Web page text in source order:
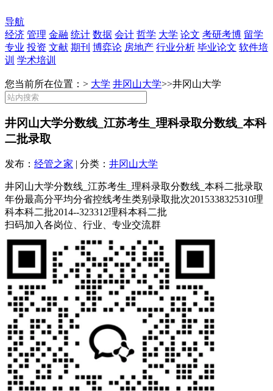
导航
经济 管理 金融 统计 数据 会计 哲学 大学 论文 考研考博 留学
专业 投资 文献 期刊 博弈论 房地产 行业分析 毕业论文 软件培
训 学术培训
您当前所在位置：> 大学 井冈山大学>>井冈山大学
井冈山大学分数线_江苏考生_理科录取分数线_本科
二批录取
发布： 经管之家 | 分类： 井冈山大学
井冈山大学分数线_江苏考生_理科录取分数线_本科二批录取
年份最高分平均分省控线考生类别录取批次2015338325310理
科本科二批2014--323312理科本科二批
扫码加入各岗位、行业、专业交流群